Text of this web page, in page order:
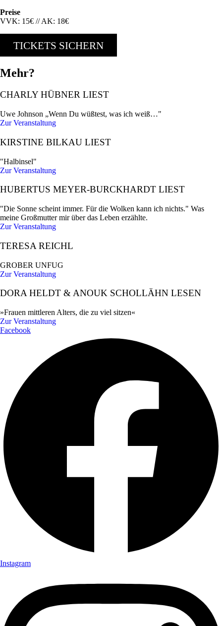
Preise
VVK: 15€ // AK: 18€
TICKETS SICHERN
Mehr?
CHARLY HÜBNER LIEST
Uwe Johnson „Wenn Du wüßtest, was ich weiß…"
Zur Veranstaltung
KIRSTINE BILKAU LIEST
"Halbinsel"
Zur Veranstaltung
HUBERTUS MEYER-BURCKHARDT LIEST
"Die Sonne scheint immer. Für die Wolken kann ich nichts." Was
meine Großmutter mir über das Leben erzählte.
Zur Veranstaltung
TERESA REICHL
GROBER UNFUG
Zur Veranstaltung
DORA HELDT & ANOUK SCHOLLÄHN LESEN
»Frauen mittleren Alters, die zu viel sitzen«
Zur Veranstaltung
Facebook
Instagram